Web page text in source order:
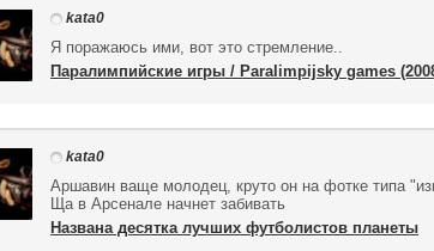
kata0
Я поражаюсь ими, вот это стремление..
Паралимпийские игры / Paralimpijsky games
kata0
Аршавин ваще молодец, круто он на фотке типа
Ща в Арсенале начнет забивать
Названа десятка лучших футболистов планеты